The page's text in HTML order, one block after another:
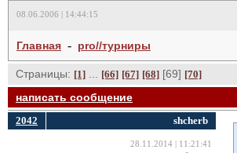
08.06.2006 | 14:44:15
Главная - pro//турниры
Страницы: [1] [66] [67] [68] [69] [70]
написать сообщение
2042 shcherb
28.11.2014 | 11:21:41